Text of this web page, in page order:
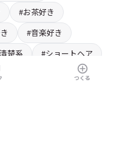
つくる
#お茶好き
#音楽好き
楚系
#ショートヘア